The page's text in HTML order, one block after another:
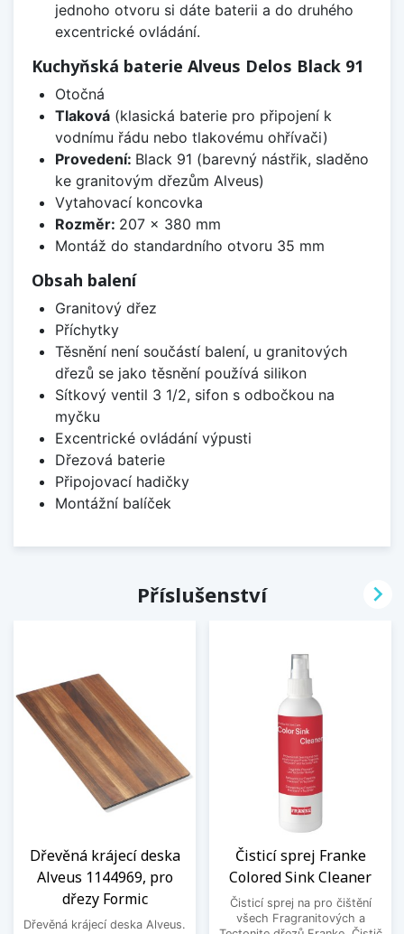
jednoho otvoru si dáte baterii a do druhého
excentrické ovládání.
Kuchyňská baterie Alveus Delos Black 91
Otočná
Tlaková(klasická baterie pro připojení k
vodnímu řádu nebo tlakovému ohřívači)
Provedení: Black 91 (barevný nástřik, sladěno
ke granitovým dřezům Alveus)
Vytahovací koncovka
Rozměr: 207 x 380 mm
Montáž do standardního otvoru 35 mm
Obsah balení
Granitový dřez
Příchytky
Těsnění není součástí balení, u granitových
dřezů se jako těsnění používá silikon
Sítkový ventil 3 1/2, sifon s odbočkou na
myčku
Excentrické ovládání výpusti
Dřezová baterie
Připojovací hadičky
Montážní balíček
Příslušenství
Dřevěná krájecí deska
Alveus 1144969, pro
dřezy Formic
Dřevěná krájecí deska Alveus.
Čisticí sprej Franke
Colored Sink Cleaner
Čisticí sprej na pro čištění
všech Fragranitových a
